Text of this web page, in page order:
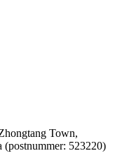
Town,
523220)